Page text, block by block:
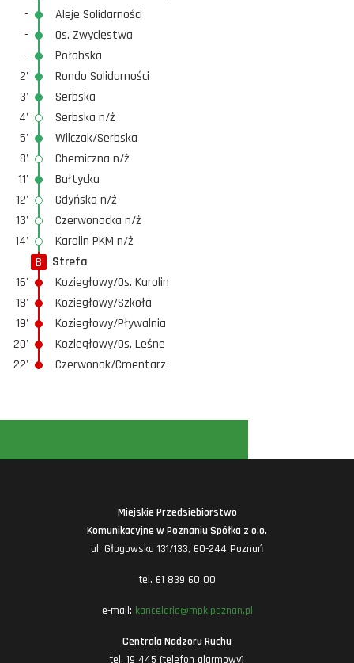
-
Aleje Solidarności
-
Os. Zwycięstwa
-
Połabska
2'
Rondo Solidarności
3'
Serbska
4'
Serbska n/ż
5'
Wilczak/Serbska
8'
Chemiczna n/ż
11'
Bałtycka
12'
Gdyńska n/ż
13'
Czerwonacka n/ż
14'
Karolin PKM n/ż
B
Strefa
16'
Koziegłowy/Os. Karolin
18'
Koziegłowy/Szkoła
19'
Koziegłowy/Pływalnia
20'
Koziegłowy/Os. Leśne
22'
Czerwonak/Cmentarz
Miejskie Przedsiębiorstwo
Komunikacyjne w Poznaniu Spółka z o.o.
ul. Głogowska 131/133, 60-244 Poznań
tel. 61 839 60 00
e-mail: kancelaria@mpk.poznan.pl
Centrala Nadzoru Ruchu
tel. 19 445 (telefon alarmowy)